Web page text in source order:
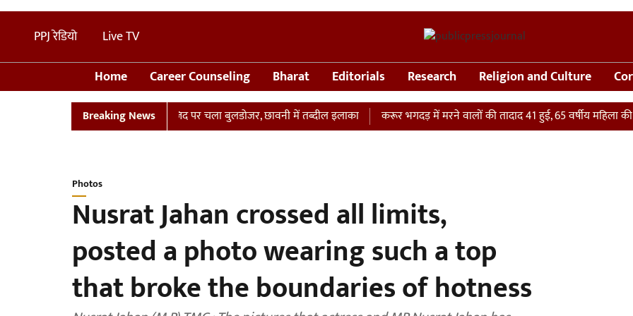
PPJ रेडियो Live TV
Home Career Counseling Bharat Editorials Research Religion and Culture
Breaking News
संभल में तालाब पर बनी अवैध मस्जिद पर चला बुलडोजर, छावनी में तब्दील इलाका करूर भगदड़ में मरने वालों की तादाद 41 हुई, 65 वर्षीय महिला की ICU
Photos
Nusrat Jahan crossed all limits,
posted a photo wearing such a top
that broke the boundaries of hotness